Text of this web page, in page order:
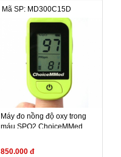
Mã SP: MD300C15D
Máy đo nồng độ oxy trong
máu SPO2 ChoiceMMed
850.000 đ